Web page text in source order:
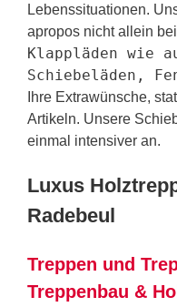
Lebenssituationen.
apropos nicht allein bei
Klappläden wie
Schiebeläden,
Ihre Extrawünsche,
Artikeln. Unsere
einmal intensiver an.
Luxus
Radebeul
Treppen und
Treppenbau &